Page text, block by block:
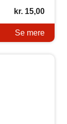
kr.15,00
Se mere